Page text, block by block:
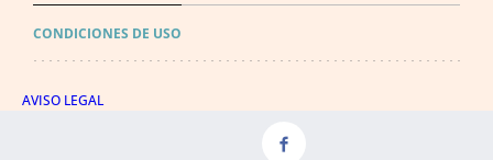
CONDICIONES DE USO
AVISO LEGAL